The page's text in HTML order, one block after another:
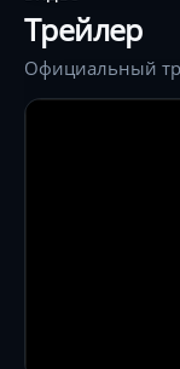
оболочкой
героизма.
Трейлер
Официальный